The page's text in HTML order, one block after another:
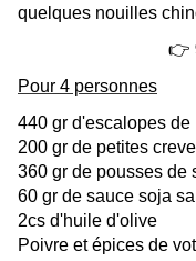
quelques nouilles
👉
Pour 4 personnes
440 gr d'escalopes
200 gr de petites
360 gr de pousses de
60 gr de sauce soja
2cs d'huile d'olive
Poivre et épices de